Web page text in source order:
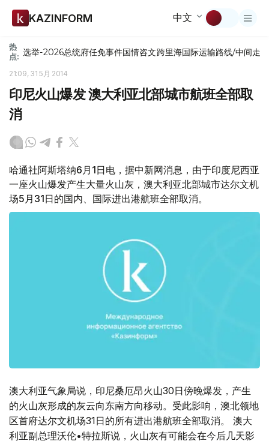
KAZINFORM 中文
热
点: 选举-2026总统府任免事件国情咨文跨里海国际运输路线/中间走廊
21:09, 31 5月 2014
印尼火山爆发 澳大利亚北部城市航班全部取
消
哈通社阿斯塔纳6月1日电，据中新网消息，由于印度尼西亚
一座火山爆发产生大量火山灰，澳大利亚北部城市达尔文机
场5月31日的国内、国际进出港航班全部取消。
澳大利亚气象局说，印尼桑厄昂火山30日傍晚爆发，产生
的火山灰形成的灰云向东南方向移动。受此影响，澳北领地
区首府达尔文机场31日的所有进出港航班全部取消。 澳大
利亚副总理沃伦•特拉斯说，火山灰有可能会在今后几天影